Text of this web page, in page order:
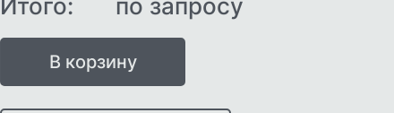
Итого: по запросу
В корзину